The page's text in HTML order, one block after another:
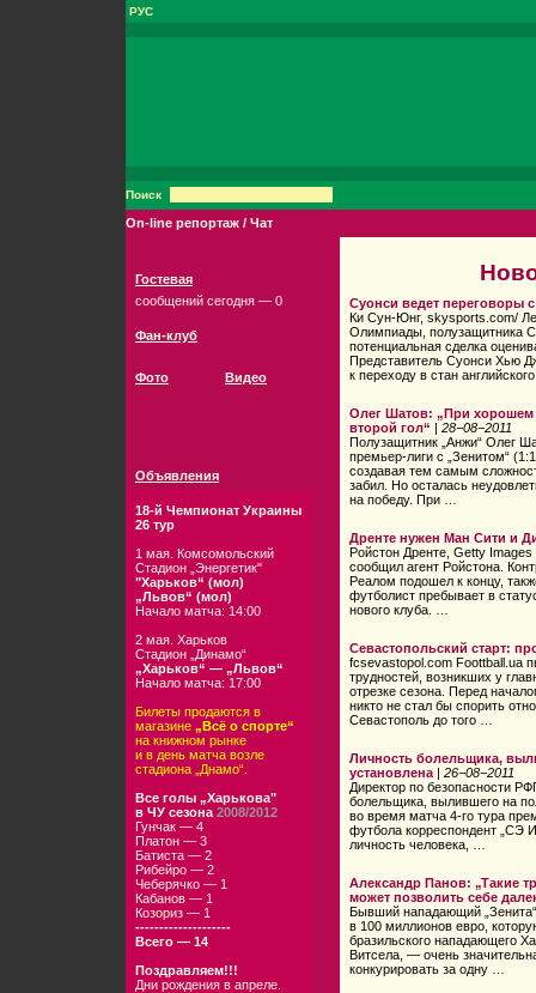
РУС
Поиск
On-line репортаж / Чат
Гостевая
сообщений сегодня — 0
Фан-клуб
Фото Видео
Объявления
18-й Чемпионат Украины
26 тур
1 мая. Комсомольский
Стадион „Энергетик"
"Харьков“ (мол)
„Львов“ (мол)
Начало матча: 14:00
2 мая. Харьков
Стадион „Динамо“
„Харьков“ — „Львов“
Начало матча: 17:00
Билеты продаются в
магазине „Всё о спорте“
на книжном рынке
и в день матча возле
стадиона „Днамо“.
Все голы „Харькова"
в ЧУ сезона 2008/2012
Гунчак — 4
Платон — 3
Батиста — 2
Рибейро — 2
Чеберячко — 1
Кабанов — 1
Козориз — 1
--------------------
Всего — 14
Поздравляем!!!
Дни рождения в апреле.
Суонси ведет переговоры
Ки Сун-Юнг, skysports.com/
Олимпиады, полузащитника
потенциальная сделка
Представитель Суонси Хью
к переходу в стан
Олег Шатов: „При хорошем
второй гол“ | 28−08−2011
Полузащитник „Анжи“ Олег
премьер-лиги с „Зенитом“
создавая тем самым
забил. Но осталась
на победу. При …
Дренте нужен Ман Сити и
Ройстон Дренте, Getty
сообщил агент Ройстона.
Реалом подошел к концу,
футболист пребывает в
нового клуба. …
Севастопольский старт:
fcsevastopol.com Foottball.ua
трудностей, возникших у
отрезке сезона. Перед
никто не стал бы спорить
Севастополь до того …
Личность болельщика,
установлена | 26−08−2011
Директор по безопасности
болельщика, вылившего на
во время матча 4-го тура
футбола корреспондент
личность человека, …
Александр Панов: „Такие
может позволить себе
Бывший нападающий
в 100 миллионов евро,
бразильского нападающего
Витсела, — очень
конкурировать за одну …